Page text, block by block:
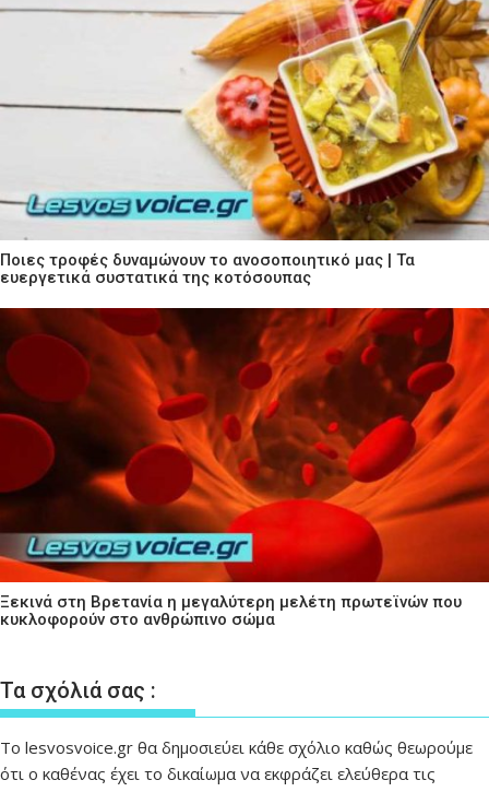
Ποιες τροφές δυναμώνουν το ανοσοποιητικό μας | Τα
ευεργετικά συστατικά της κοτόσουπας
Ξεκινά στη Βρετανία η μεγαλύτερη μελέτη πρωτεϊνών που
κυκλοφορούν στο ανθρώπινο σώμα
Τα σχόλιά σας :
Το lesvosvoice.gr θα δημοσιεύει κάθε σχόλιο καθώς θεωρούμε
ότι ο καθένας έχει το δικαίωμα να εκφράζει ελεύθερα τις